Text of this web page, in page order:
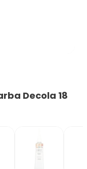
Decola 18